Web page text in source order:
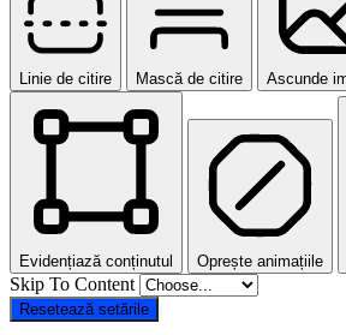
Linie de citire Mască de citire Ascunde
Evidențiază conținutul Oprește animațiile
Skip To Content
Resetează setările